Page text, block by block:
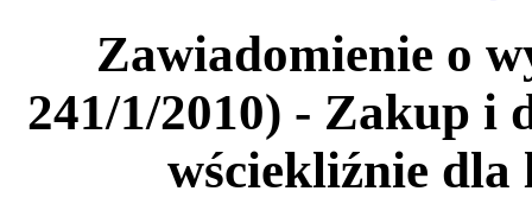
Zawiadomienie o
241/1/2010) - Zakup i
wściekliźnie dla